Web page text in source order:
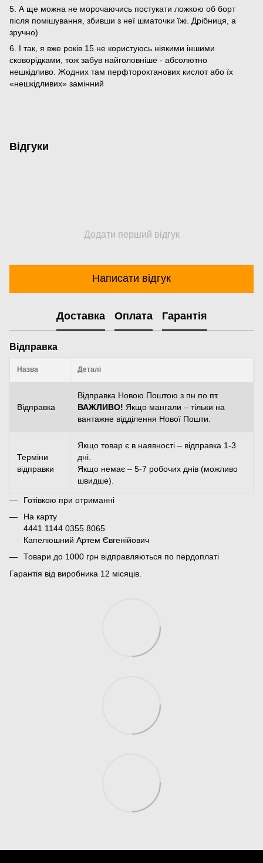
5. А ще можна не морочаючись постукати ложкою об борт
після помішування, збивши з неї шматочки їжі. Дрібниця, а
зручно)
6. І так, я вже років 15 не користуюсь ніякими іншими
сковорідками, тож забув найголовніше - абсолютно
нешкідливо. Жодних там перфтороктанових кислот або їх
«нешкідливих» замінний
Відгуки
Додати перший відгук
Написати відгук
Доставка Оплата Гарантія
Відправка
Назва Деталі
Відправка
Відправка Новою Поштою з пн по пт.
ВАЖЛИВО! Якщо мангали – тільки на
вантажне відділення Нової Пошти.
Терміни
відправки
Якщо товар є в наявності – відправка 1-3
дні.
Якщо немає – 5-7 робочих днів (можливо
швидше).
Готівкою при отриманні
На карту
4441 1144 0355 8065
Капелюшний Артем Євгенійович
Товари до 1000 грн відправляються по пердоплаті
Гарантія від виробника 12 місяців.